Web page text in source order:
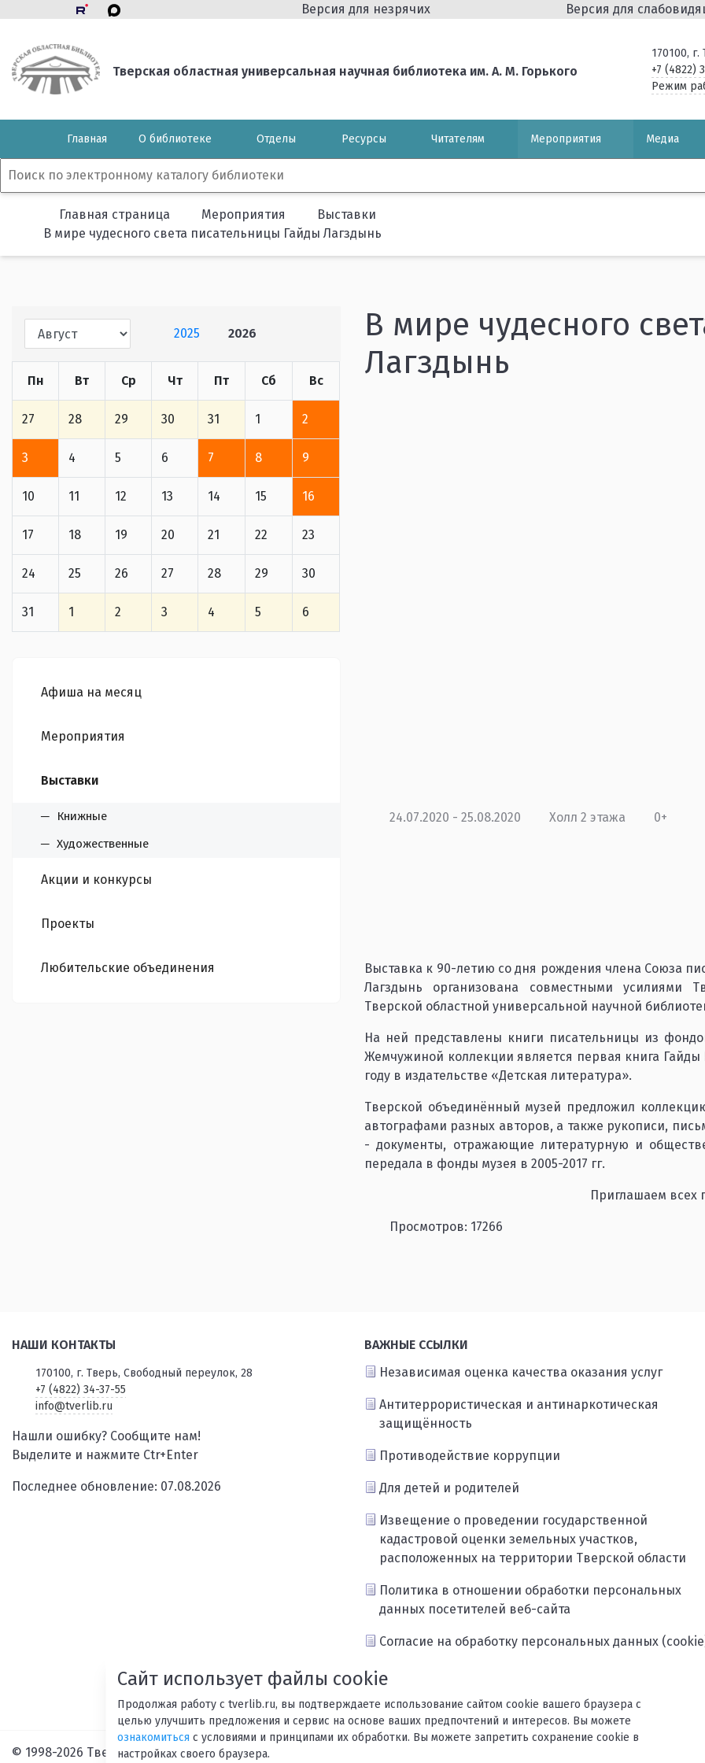
Версия для незрячих Версия для
Тверская областная универсальная научная библиотека им. А. М. Горького
170100,
+7 (4822)
Режим
Главная О библиотеке Отделы Ресурсы Читателям Мероприятия Медиа
Главная страница Мероприятия
Выставки
В мире чудесного света писательницы Гайды Лагздынь
2025 2026
Пн Вт Ср Чт Пт Сб Вс
27 28 29 30 31 1 2
3 4 5 6 7 8 9
10 11 12 13 14 15 16
17 18 19 20 21 22 23
24 25 26 27 28 29 30
31 1 2 3 4 5 6
Афиша на месяц
Мероприятия
Выставки
Книжные
Художественные
Акции и конкурсы
Проекты
Любительские объединения
В мире чудесного
Лагздынь
24.07.2020 - 25.08.2020 Холл 2 этажа 0+
Выставка к 90-летию со дня рождения члена Союза
Лагздынь организована совместными усилиями
Тверской областной универсальной научной
На ней представлены книги писательницы из
Жемчужиной коллекции является первая книга
году в издательстве «Детская литература».
Тверской объединённый музей предложил
автографами разных авторов, а также рукописи,
- документы, отражающие литературную и
передала в фонды музея в 2005-2017 гг.
Приглашаем всех
Просмотров: 17266
НАШИ КОНТАКТЫ
170100, г. Тверь, Свободный переулок, 28
+7 (4822) 34-37-55
info@tverlib.ru
Нашли ошибку? Сообщите нам!
Выделите и нажмите Ctr+Enter
Последнее обновление: 07.08.2026
ВАЖНЫЕ ССЫЛКИ
Независимая оценка качества оказания услуг
Антитеррористическая и антинаркотическая
защищённость
Противодействие коррупции
Для детей и родителей
Извещение о проведении государственной
кадастровой оценки земельных участков,
расположенных на территории Тверской области
Политика в отношении обработки персональных
данных посетителей веб-сайта
Согласие на обработку персональных данных
Карта сайта
© 1998-2026 Тверская областная библиотека им. А. М. Горького.
Сайт использует файлы cookie
Продолжая работу с tverlib.ru, вы подтверждаете использование сайтом cookie вашего браузера с
целью улучшить предложения и сервис на основе ваших предпочтений и интересов. Вы можете
ознакомиться с условиями и принципами их обработки. Вы можете запретить сохранение cookie в
настройках своего браузера.